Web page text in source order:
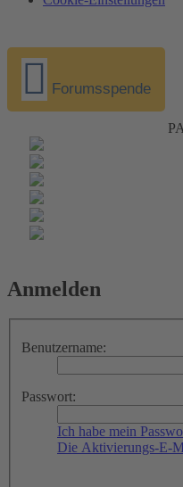
Forumsspende
Anmelden
Benutzername:
Passwort:
Ich habe mein
Die Aktivierungs-E-